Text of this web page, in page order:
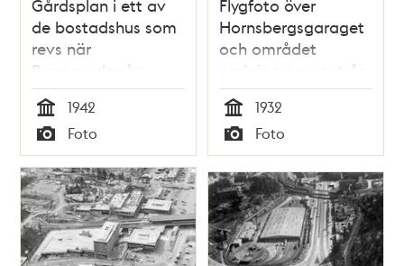
Gårdsplan i ett av
de bostadshus som
revs när
Brommadepån
byggdes 1942
Tid
1942
Typ
Foto
Flygfoto över
Hornsbergsgaraget
och området
omkring garaget år
1932
Tid
1932
Typ
Foto